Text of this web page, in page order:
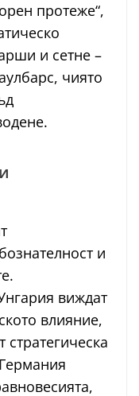
протеже“,
и сетне –
чиято
и
виждат
влияние,